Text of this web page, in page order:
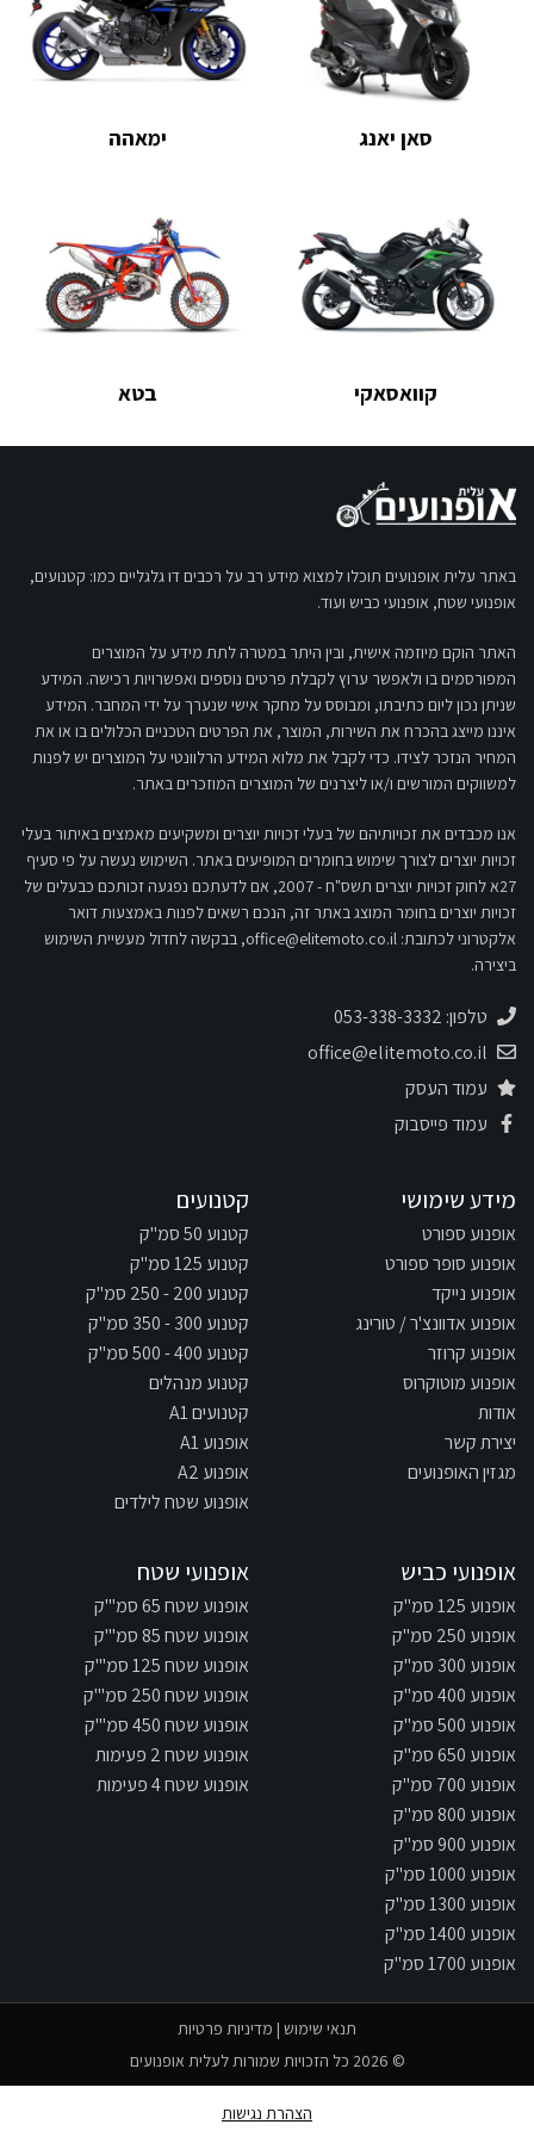
סאן יאנג ימאהה
קוואסאקי בטא
באתר עלית אופנועים תוכלו למצוא מידע רב על רכבים דו גלגליים כמו: קטנועים,
אופנועי שטח, אופנועי כביש ועוד.
האתר הוקם מיוזמה אישית, ובין היתר במטרה לתת מידע על המוצרים
המפורסמים בו ולאפשר ערוץ לקבלת פרטים נוספים ואפשרויות רכישה. המידע
שניתן נכון ליום כתיבתו, ומבוסס על מחקר אישי שנערך על ידי המחבר. המידע
איננו מייצג בהכרח את השירות, המוצר, את הפרטים הטכניים הכלולים בו או את
המחיר הנזכר לצידו. כדי לקבל את מלוא המידע הרלוונטי על המוצרים יש לפנות
למשווקים המורשים ו/או ליצרנים של המוצרים המוזכרים באתר.
אנו מכבדים את זכויותיהם של בעלי זכויות יוצרים ומשקיעים מאמצים באיתור בעלי
זכויות יוצרים לצורך שימוש בחומרים המופיעים באתר. השימוש נעשה על פי סעיף
27א לחוק זכויות יוצרים תשס"ח - 2007, אם לדעתכם נפגעה זכותכם כבעלים של
זכויות יוצרים בחומר המוצג באתר זה, הנכם רשאים לפנות באמצעות דואר
אלקטרוני לכתובת: office@elitemoto.co.il, בבקשה לחדול מעשיית השימוש
ביצירה.
טלפון: 053-338-3332
office@elitemoto.co.il
עמוד העסק
עמוד פייסבוק
מידע שימושי
אופנוע ספורט
אופנוע סופר ספורט
אופנוע נייקד
אופנוע אדוונצ'ר / טורינג
אופנוע קרוזר
אופנוע מוטוקרוס
אודות
יצירת קשר
מגזין האופנועים
קטנועים
קטנוע 50 סמ"ק
קטנוע 125 סמ"ק
קטנוע 200 - 250 סמ"ק
קטנוע 300 - 350 סמ"ק
קטנוע 400 - 500 סמ"ק
קטנוע מנהלים
קטנועים A1
אופנוע A1
אופנוע A2
אופנוע שטח לילדים
אופנועי כביש
אופנוע 125 סמ"ק
אופנוע 250 סמ"ק
אופנוע 300 סמ"ק
אופנוע 400 סמ"ק
אופנוע 500 סמ"ק
אופנוע 650 סמ"ק
אופנוע 700 סמ"ק
אופנוע 800 סמ"ק
אופנוע 900 סמ"ק
אופנוע 1000 סמ"ק
אופנוע 1300 סמ"ק
אופנוע 1400 סמ"ק
אופנוע 1700 סמ"ק
אופנועי שטח
אופנוע שטח 65 סמ"'ק
אופנוע שטח 85 סמ"'ק
אופנוע שטח 125 סמ"'ק
אופנוע שטח 250 סמ"'ק
אופנוע שטח 450 סמ"'ק
אופנוע שטח 2 פעימות
אופנוע שטח 4 פעימות
תנאי שימוש | מדיניות פרטיות
© 2026 כל הזכויות שמורות לעלית אופנועים
הצהרת נגישות